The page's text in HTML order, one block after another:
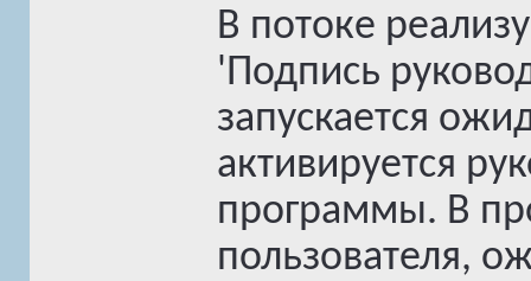
В потоке
'Подпись
запускается
активируется
программы. В
пользователя,